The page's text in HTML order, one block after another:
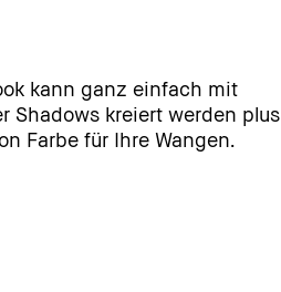
kann ganz einfach mit
Shadows kreiert werden plus
Farbe für Ihre Wangen.